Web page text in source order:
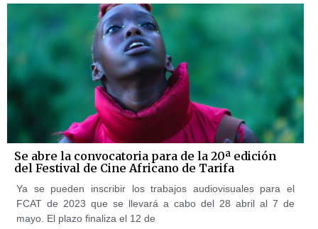
Se abre la convocatoria para de la 20ª edición
del Festival de Cine Africano de Tarifa
Ya se pueden inscribir los trabajos audiovisuales para el
FCAT de 2023 que se llevará a cabo del 28 abril al 7 de
mayo. El plazo finaliza el 12 de